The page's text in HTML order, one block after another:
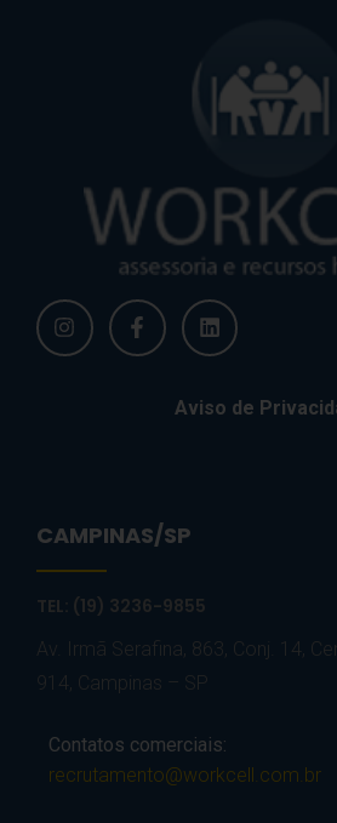
Aviso de
CAMPINAS/SP
TEL: (19) 3236-9855
Av. Irmã Serafina, 863, Conj. 14,
914, Campinas – SP
Contatos comerciais:
recrutamento@workcell.com.br